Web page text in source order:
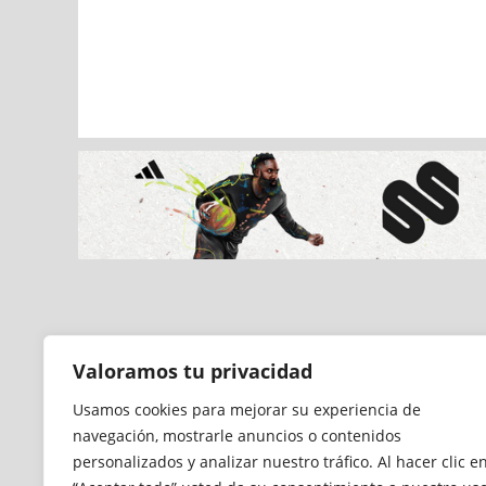
Valoramos tu privacidad
Usamos cookies para mejorar su experiencia de
navegación, mostrarle anuncios o contenidos
personalizados y analizar nuestro tráfico. Al hacer clic